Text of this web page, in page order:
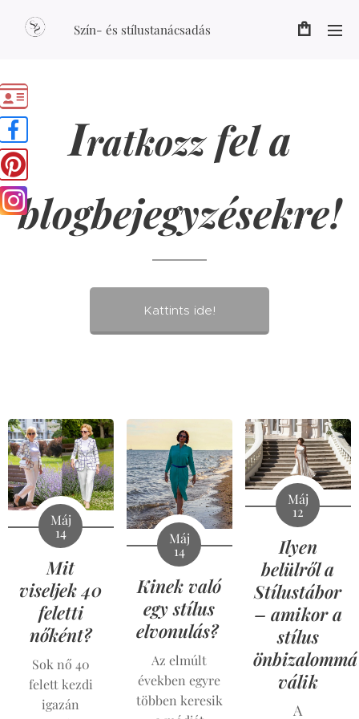
Szín- és stílustanácsadás
Iratkozzfel a
blogbejegyzésekre!
Kattints ide!
Máj
14
Mit
viseljek 40
feletti
nőként?
Sok nő 40
felett kezdi
igazán
Máj
14
Kinek való
egy stílus
elvonulás?
Az elmúlt
években egyre
többen keresik
Máj
12
Ilyen
belülről a
Stílustábor
– amikor a
stílus
önbizalommá
válik
A